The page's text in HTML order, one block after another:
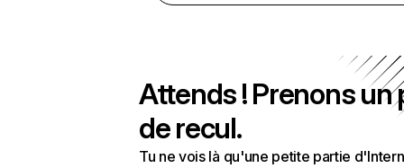
Attends ! Prenons un
de recul.
Tu ne vois là qu'une petite partie